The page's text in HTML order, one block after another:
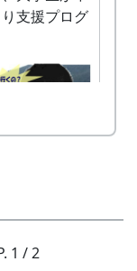
ライブカメ
い。
提案する場
うに、安全
、「カフ
(日) 11:00 ～
」、梅ジュ
と、棚田米
います。
テン岩座
宿泊の受付
支援プログ
、豊かな自
1 / 2